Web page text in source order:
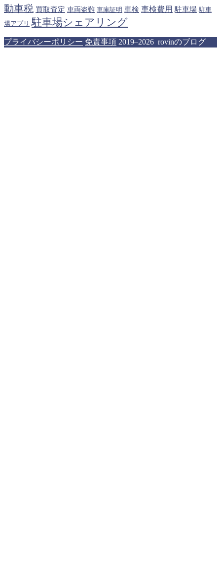
動車税 買取査定 車両盗難 車庫証明 車検 車検費用 駐車場 駐車
場アプリ 駐車場シェアリング
プライバシーポリシー 免責事項 2019–2026 rovinのブログ